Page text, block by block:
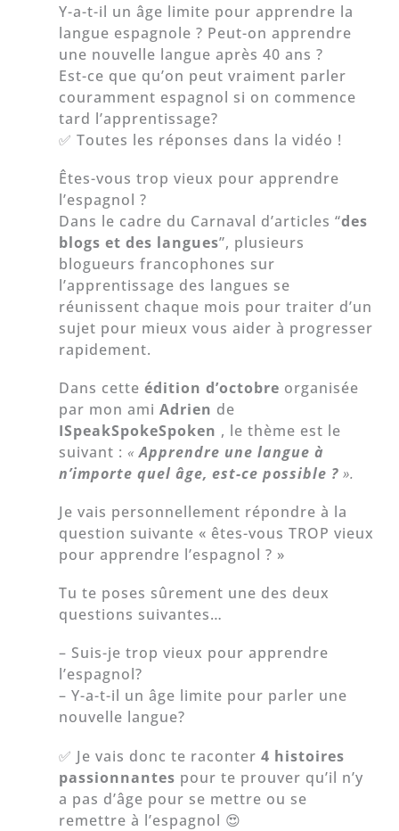
Y-a-t-il un âge limite pour apprendre la
langue espagnole ? Peut-on apprendre
une nouvelle langue après 40 ans ?
Est-ce que qu’on peut vraiment parler
couramment espagnol si on commence
tard l’apprentissage?
✅ Toutes les réponses dans la vidéo !
Êtes-vous trop vieux pour apprendre
l’espagnol ?
Dans le cadre du Carnaval d’articles “des
blogs et des langues”, plusieurs
blogueurs francophones sur
l’apprentissage des langues se
réunissent chaque mois pour traiter d’un
sujet pour mieux vous aider à progresser
rapidement.
Dans cetteédition d’octobre organisée
par mon amiAdrien de
ISpeakSpokeSpoken , le thème est le
suivant : «Apprendre une langue à
n’importe quel âge, est-ce possible ? ».
Je vais personnellement répondre à la
question suivante « êtes-vous TROP vieux
pour apprendre l’espagnol ? »
Tu te poses sûrement une des deux
questions suivantes…
– Suis-je trop vieux pour apprendre
l’espagnol?
– Y-a-t-il un âge limite pour parler une
nouvelle langue?
✅ Je vais donc te raconter4 histoires
passionnantes pour te prouver qu’il n’y
a pas d’âge pour se mettre ou se
remettre à l’espagnol 😍